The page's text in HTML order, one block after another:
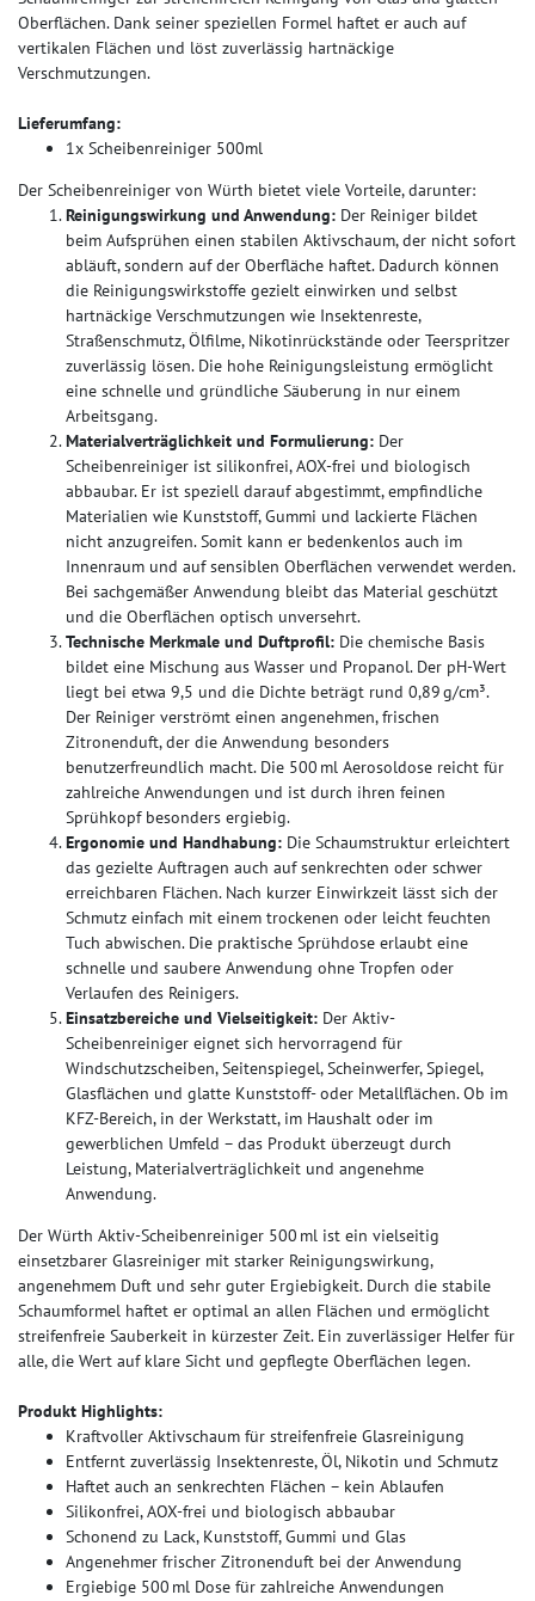
Oberflächen. Dank seiner speziellen Formel haftet er auch auf
vertikalen Flächen und löst zuverlässig hartnäckige
Verschmutzungen.
Lieferumfang:
1x Scheibenreiniger 500ml
Der Scheibenreiniger von Würth bietet viele Vorteile, darunter:
Reinigungswirkung und Anwendung: Der Reiniger bildet
beim Aufsprühen einen stabilen Aktivschaum, der nicht sofort
abläuft, sondern auf der Oberfläche haftet. Dadurch können
die Reinigungswirkstoffe gezielt einwirken und selbst
hartnäckige Verschmutzungen wie Insektenreste,
Straßenschmutz, Ölfilme, Nikotinrückstände oder Teerspritzer
zuverlässig lösen. Die hohe Reinigungsleistung ermöglicht
eine schnelle und gründliche Säuberung in nur einem
Arbeitsgang.
Materialverträglichkeit und Formulierung: Der
Scheibenreiniger ist silikonfrei, AOX-frei und biologisch
abbaubar. Er ist speziell darauf abgestimmt, empfindliche
Materialien wie Kunststoff, Gummi und lackierte Flächen
nicht anzugreifen. Somit kann er bedenkenlos auch im
Innenraum und auf sensiblen Oberflächen verwendet werden.
Bei sachgemäßer Anwendung bleibt das Material geschützt
und die Oberflächen optisch unversehrt.
Technische Merkmale und Duftprofil: Die chemische Basis
bildet eine Mischung aus Wasser und Propanol. Der pH-Wert
liegt bei etwa 9,5 und die Dichte beträgt rund 0,89 g/cm³.
Der Reiniger verströmt einen angenehmen, frischen
Zitronenduft, der die Anwendung besonders
benutzerfreundlich macht. Die 500 ml Aerosoldose reicht für
zahlreiche Anwendungen und ist durch ihren feinen
Sprühkopf besonders ergiebig.
Ergonomie und Handhabung: Die Schaumstruktur erleichtert
das gezielte Auftragen auch auf senkrechten oder schwer
erreichbaren Flächen. Nach kurzer Einwirkzeit lässt sich der
Schmutz einfach mit einem trockenen oder leicht feuchten
Tuch abwischen. Die praktische Sprühdose erlaubt eine
schnelle und saubere Anwendung ohne Tropfen oder
Verlaufen des Reinigers.
Einsatzbereiche und Vielseitigkeit: Der Aktiv-
Scheibenreiniger eignet sich hervorragend für
Windschutzscheiben, Seitenspiegel, Scheinwerfer, Spiegel,
Glasflächen und glatte Kunststoff- oder Metallflächen. Ob im
KFZ-Bereich, in der Werkstatt, im Haushalt oder im
gewerblichen Umfeld – das Produkt überzeugt durch
Leistung, Materialverträglichkeit und angenehme
Anwendung.
Der Würth Aktiv-Scheibenreiniger 500 ml ist ein vielseitig
einsetzbarer Glasreiniger mit starker Reinigungswirkung,
angenehmem Duft und sehr guter Ergiebigkeit. Durch die stabile
Schaumformel haftet er optimal an allen Flächen und ermöglicht
streifenfreie Sauberkeit in kürzester Zeit. Ein zuverlässiger Helfer für
alle, die Wert auf klare Sicht und gepflegte Oberflächen legen.
Produkt Highlights:
Kraftvoller Aktivschaum für streifenfreie Glasreinigung
Entfernt zuverlässig Insektenreste, Öl, Nikotin und Schmutz
Haftet auch an senkrechten Flächen – kein Ablaufen
Silikonfrei, AOX-frei und biologisch abbaubar
Schonend zu Lack, Kunststoff, Gummi und Glas
Angenehmer frischer Zitronenduft bei der Anwendung
Ergiebige 500 ml Dose für zahlreiche Anwendungen